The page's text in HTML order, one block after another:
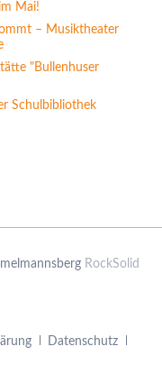
Mai!
– Musiktheater
"Bullenhuser
Schulbibliothek
RockSolid
Datenschutz